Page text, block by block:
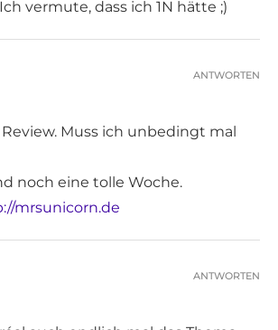
vermute, dass ich 1N hätte ;)
Muss ich unbedingt mal
noch eine tolle Woche.
mrsunicorn.de
ANTWORTEN
ANTWORTEN